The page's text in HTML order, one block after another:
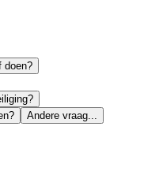
doen?
Andere vraag...